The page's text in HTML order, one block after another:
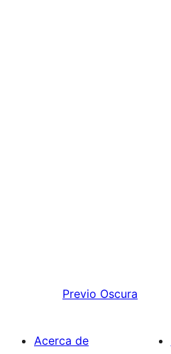
Previo Oscura
Acerca de